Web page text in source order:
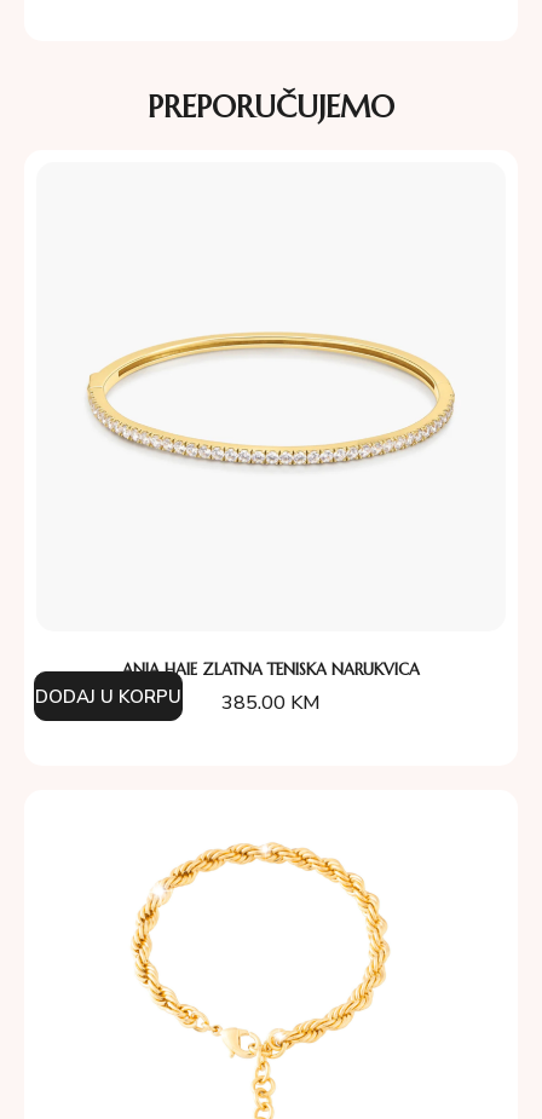
PREPORUČUJEMO
ANIA HAIE ZLATNA TENISKA NARUKVICA
385.00 KM
DODAJ U KORPU